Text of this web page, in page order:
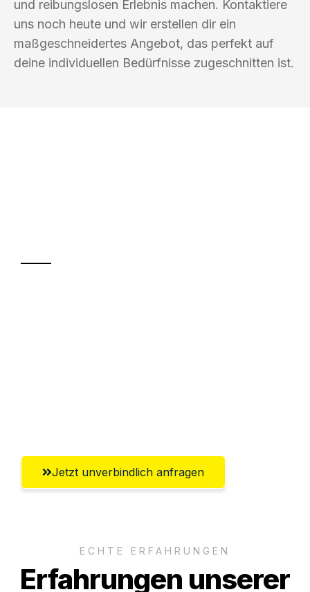
und reibungslosen Erlebnis machen. Kontaktiere
uns noch heute und wir erstellen dir ein
maßgeschneidertes Angebot, das perfekt auf
deine individuellen Bedürfnisse zugeschnitten ist.
Jetzt unverbindlich anfragen
ECHTE ERFAHRUNGEN
Erfahrungen unserer